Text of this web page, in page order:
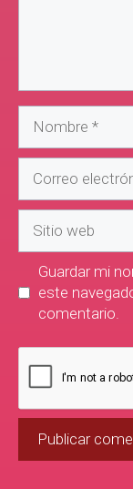
Guardar mi
este
comentario.